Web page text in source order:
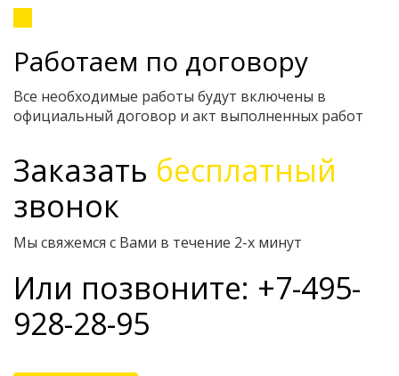
Работаем по договору
Все необходимые работы будут включены в
официальный договор и акт выполненных работ
Заказать бесплатный
звонок
Мы свяжемся с Вами в течение 2-х минут
Или позвоните: +7-495-
928-28-95